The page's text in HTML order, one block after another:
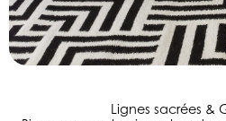
Lignes sacrées &